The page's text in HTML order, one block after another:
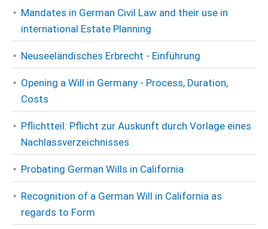
Mandates in German Civil Law and their use in
international Estate Planning
Neuseeländisches Erbrecht - Einführung
Opening a Will in Germany - Process, Duration,
Costs
Pflichtteil: Pflicht zur Auskunft durch Vorlage eines
Nachlassverzeichnisses
Probating German Wills in California
Recognition of a German Will in California as
regards to Form